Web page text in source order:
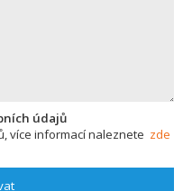
údajů
více informací naleznete zde